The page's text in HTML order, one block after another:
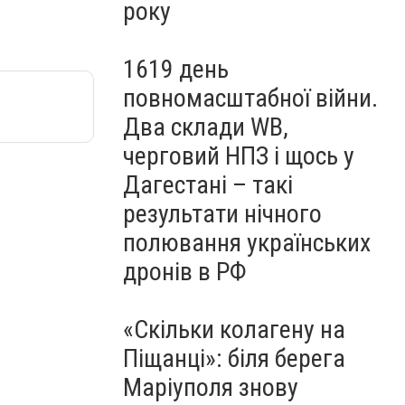
року
1619 день
повномасштабної війни.
Два склади WB,
черговий НПЗ і щось у
Дагестані – такі
результати нічного
полювання українських
дронів в РФ
«Скільки колагену на
Піщанці»: біля берега
Маріуполя знову